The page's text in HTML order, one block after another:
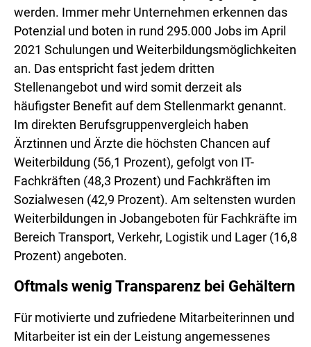
werden. Immer mehr Unternehmen erkennen das
Potenzial und boten in rund 295.000 Jobs im April
2021 Schulungen und Weiterbildungsmöglichkeiten
an. Das entspricht fast jedem dritten
Stellenangebot und wird somit derzeit als
häufigster Benefit auf dem Stellenmarkt genannt.
Im direkten Berufsgruppenvergleich haben
Ärztinnen und Ärzte die höchsten Chancen auf
Weiterbildung (56,1 Prozent), gefolgt von IT-
Fachkräften (48,3 Prozent) und Fachkräften im
Sozialwesen (42,9 Prozent). Am seltensten wurden
Weiterbildungen in Jobangeboten für Fachkräfte im
Bereich Transport, Verkehr, Logistik und Lager (16,8
Prozent) angeboten.
Oftmals wenig Transparenz bei Gehältern
Für motivierte und zufriedene Mitarbeiterinnen und
Mitarbeiter ist ein der Leistung angemessenes